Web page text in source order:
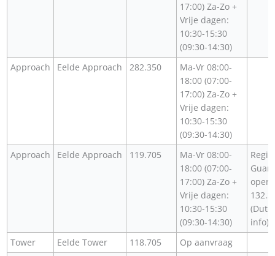
17:00) Za-Zo +
Vrije dagen:
10:30-15:30
(09:30-14:30)
Approach
Eelde Approach 282.350
Ma-Vr 08:00-
18:00 (07:00-
17:00) Za-Zo +
Vrije dagen:
10:30-15:30
(09:30-14:30)
Approach
Eelde Approach 119.705
Ma-Vr 08:00-
18:00 (07:00-
17:00) Za-Zo +
Vrije dagen:
10:30-15:30
(09:30-14:30)
info)
Tower
Eelde Tower 118.705
Op aanvraag